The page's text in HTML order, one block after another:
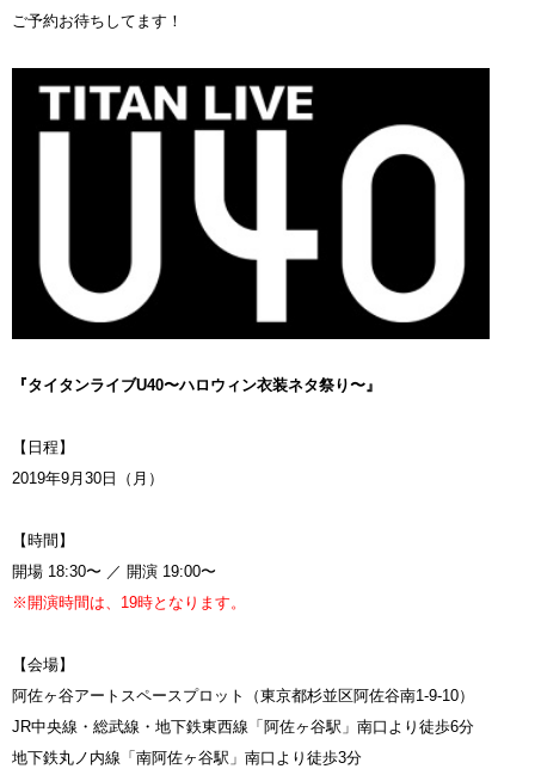
ご予約お待ちしてます！
『タイタンライブU40〜ハロウィン衣装ネタ祭り〜』
【日程】
2019年9月30日（月）
【時間】
開場 18:30〜 ／ 開演 19:00〜
※開演時間は、19時となります。
【会場】
阿佐ヶ谷アートスペースプロット（東京都杉並区阿佐谷南1-9-10）
JR中央線・総武線・地下鉄東西線「阿佐ヶ谷駅」南口より徒歩6分
地下鉄丸ノ内線「南阿佐ヶ谷駅」南口より徒歩3分